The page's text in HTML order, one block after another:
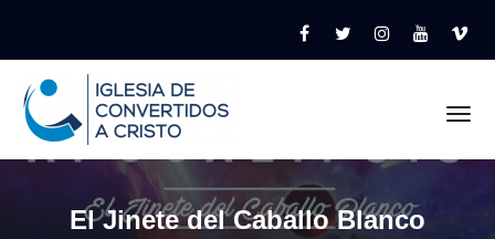
El Jinete del Caballo Blanco